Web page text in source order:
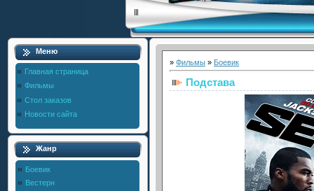
Меню
Главная страница
Фильмы
Стол заказов
Новости сайта
Жанр
Боевик
Вестерн
» Фильмы » Боевик
Подстава